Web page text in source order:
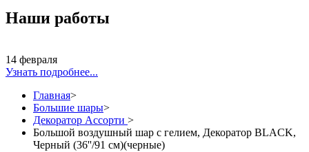
Наши работы
14 февраля
Узнать подробнее...
Главная>
Большие шары>
Декоратор Ассорти >
Большой воздушный шар с гелием, Декоратор BLACK,
Черный (36''/91 см)(черные)